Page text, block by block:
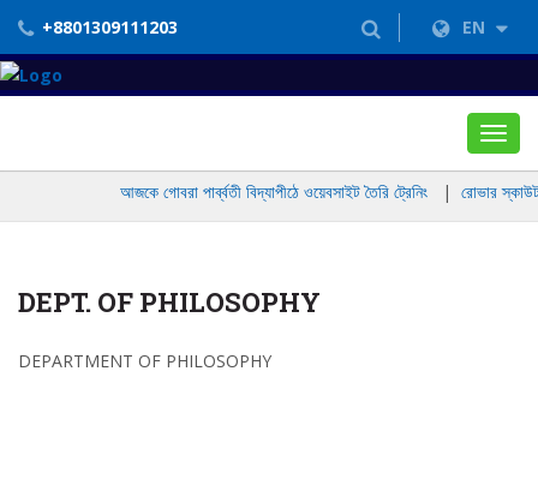
+8801309111203 EN
আজকে গোবরা পার্ব্বতী বিদ্যাপীঠে ওয়েবসাইট তৈরি ট্রেনিং| রোভার
DEPT. OF PHILOSOPHY
DEPARTMENT OF PHILOSOPHY